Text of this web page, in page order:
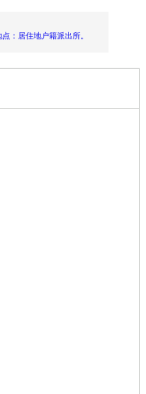
点：居住地户籍派出所。